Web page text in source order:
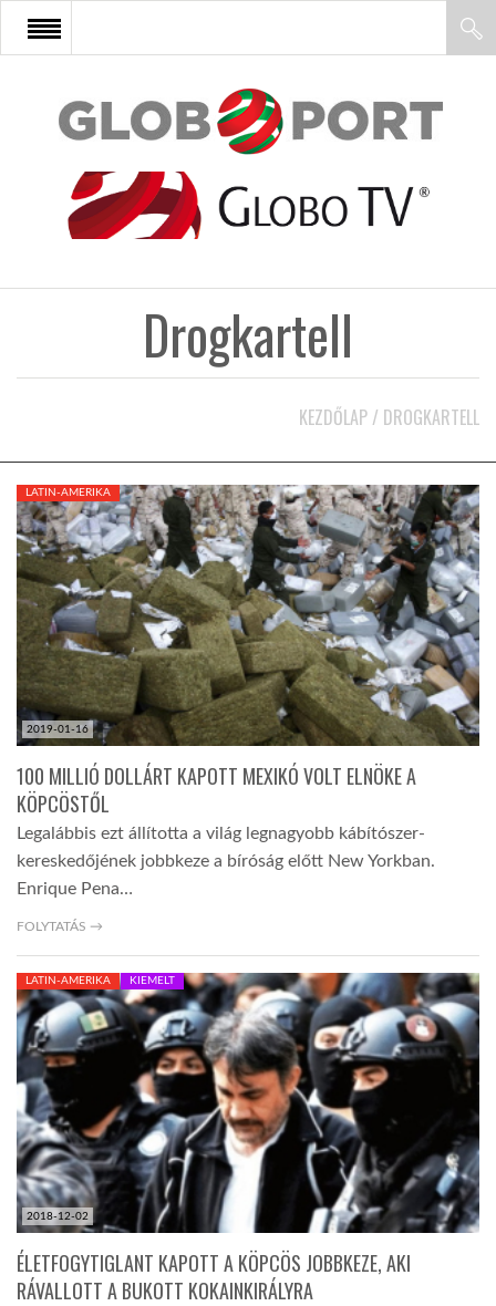
FŐOLDAL
AFRIKA
KÖZEL-KELET
AUSZTRÁLIA
A VILÁG ITTHON
GLOBOTV BP
TROPICALMAGAZIN
GLOBOTV
AFRIKA TUDÁSTÁR
Drogkartell
KEZDŐLAP / DROGKARTELL
2019-01-16
LATIN-AMERIKA
100 MILLIÓ DOLLÁRT KAPOTT MEXIKÓ VOLT ELNÖKE A
KÖPCÖSTŐL
Legalábbis ezt állította a világ legnagyobb kábítószer-
kereskedőjének jobbkeze a bíróság előtt New Yorkban.
Enrique Pena…
FOLYTATÁS →
2018-12-02
LATIN-AMERIKA KIEMELT
ÉLETFOGYTIGLANT KAPOTT A KÖPCÖS JOBBKEZE, AKI
RÁVALLOTT A BUKOTT KOKAINKIRÁLYRA